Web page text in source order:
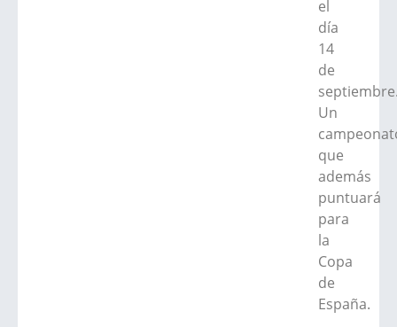
el
día
14
de
Un
que
además
puntuará
para
la
Copa
de
España.